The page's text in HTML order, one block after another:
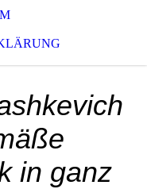
in ganz